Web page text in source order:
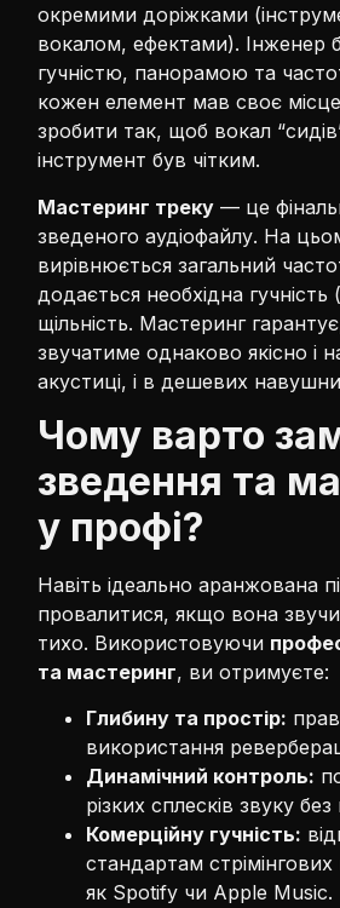
окремими доріжками
вокалом, ефектами). Інженер
гучністю, панорамою та
кожен елемент мав своє
зробити так, щоб вокал
інструмент був чітким.
Мастеринг треку — це
зведеного аудіофайлу. На
вирівнюється загальний
додається необхідна гучність
щільність. Мастеринг
звучатиме однаково якісно і
акустиці, і в дешевих
Чому варто
зведення та
у профі?
Навіть ідеально аранжована
провалитися, якщо вона
тихо. Використовуючи
та мастеринг, ви отримуєте:
Глибину та простір:
використання
Динамічний контроль:
різких сплесків звуку без
Комерційну гучність:
стандартам
як Spotify чи Apple Music.